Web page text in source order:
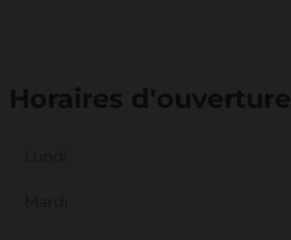
Horaires d'ouverture